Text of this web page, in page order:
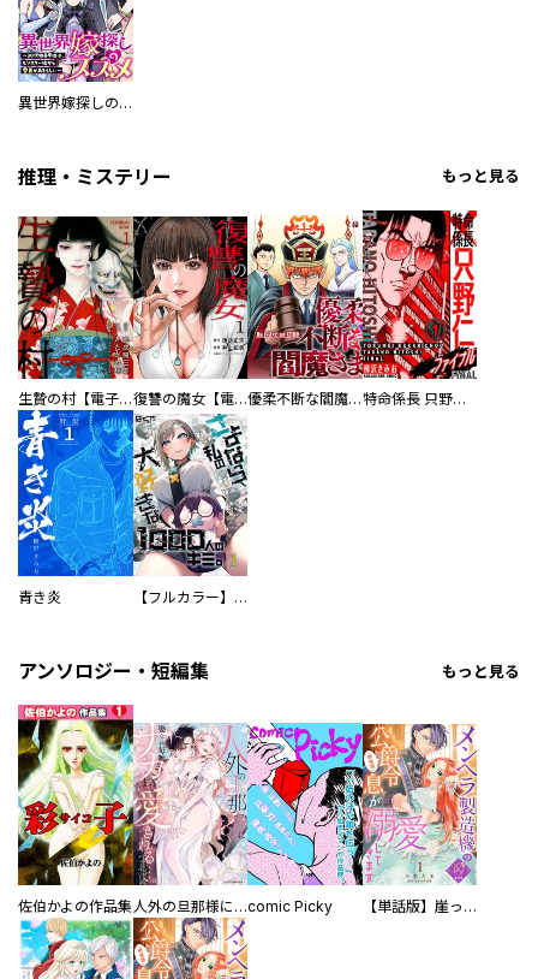
異世界嫁探しのススメ ～30代独身男性は、モンスター娘から需要があるらしい～ 【連載版】
推理・ミステリー もっと見る
生贄の村【電子単行本版】 復讐の魔女【電子単行本版】 優柔不断な閻魔さま 特命係長 只野仁ファイナル 愛蔵版
青き炎 【フルカラー】さよなら、私の大好きな１０００人のキミ。
アンソロジー・短編集 もっと見る
佐伯かよの作品集 人外の旦那様に娶られ毎晩ナカまで愛される…。アンソロジーcomic Picky 【単話版】崖っぷち令嬢ですが、意地と策略で幸せになります！シリーズ